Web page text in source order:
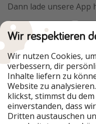
Dann lade unsere App
Urlaubspiraten ist
Unsere Märkte
PiratinViaggio
VakantiePiraten
VoyagesPirates
Urlaubspiraten
Wir respektieren
Wir nutzen Cookies,
verbessern, dir
Inhalte liefern zu
Website zu
klickst, stimmst du
einverstanden, dass
Dritten austauschen